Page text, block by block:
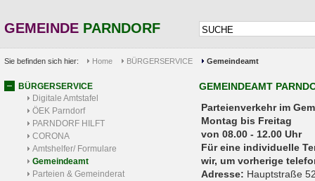
GEMEINDE PARNDORF
Sie befinden sich hier: Home BÜRGERSERVICE Gemeindeamt
BÜRGERSERVICE
Digitale Amtstafel
ÖEK Parndorf
PARNDORF HILFT
CORONA
Amtshelfer/ Formulare
Gemeindeamt
Parteien & Gemeinderat
GEMEINDEAMT
Parteienverkehr
Montag bis Freitag
von 08.00 - 12.00 Uhr
Für eine individuelle
wir, um vorherige
Adresse: Hauptstraße